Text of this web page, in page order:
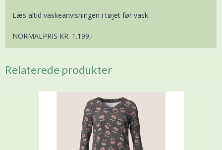
Læs altid vaskeanvisningen i tøjet før vask.
NORMALPRIS KR. 1.199,-
Relaterede produkter